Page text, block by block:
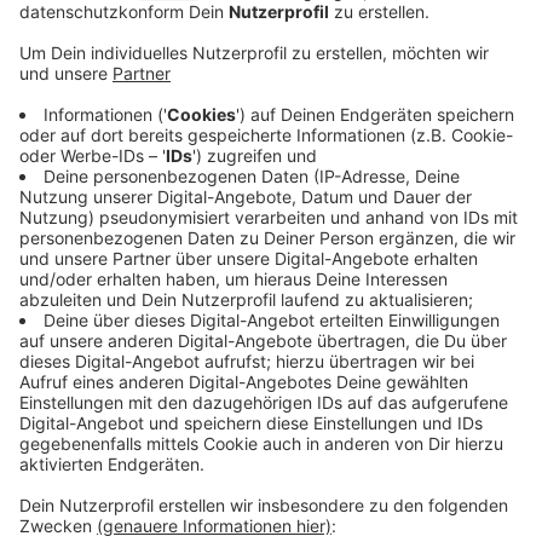
Die Regiobahn sperrt eigenen Angaben nach den
Bahnübergang Gustav-Heinemann-Straße. Demnach
hängt die Sperrung mit der Elekrifizierung der S28-
Strecke zusammen. Nach und nach schreiten die
Arbeiten voran. Laut Stadt ist zum Beispiel der
Übergang am Kaarster Bahnhof bereits vollständig
erneuert worden. Die aktuellen Arbeiten am
Bahnübergang Gustav-Heinemann-Straße betreffen ab
Mittwoch (11.6.) voraussichtlich auch Schüler auf
ihrem Schulweg. Sie sollen gut eine Woche (bis 18.06.)
andauern, heißt es von der Regiobahn. Für Bahnfahrer
ist bereits ein Schienenersatzverkehr eingerichtet.
Mehr dazu findet Ihr hier!
Anzeige